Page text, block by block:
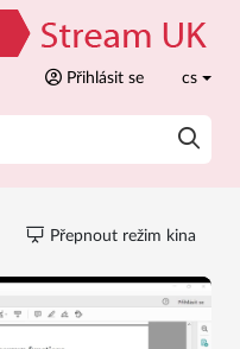
Přihlásit se cs
Přepnout režim kina